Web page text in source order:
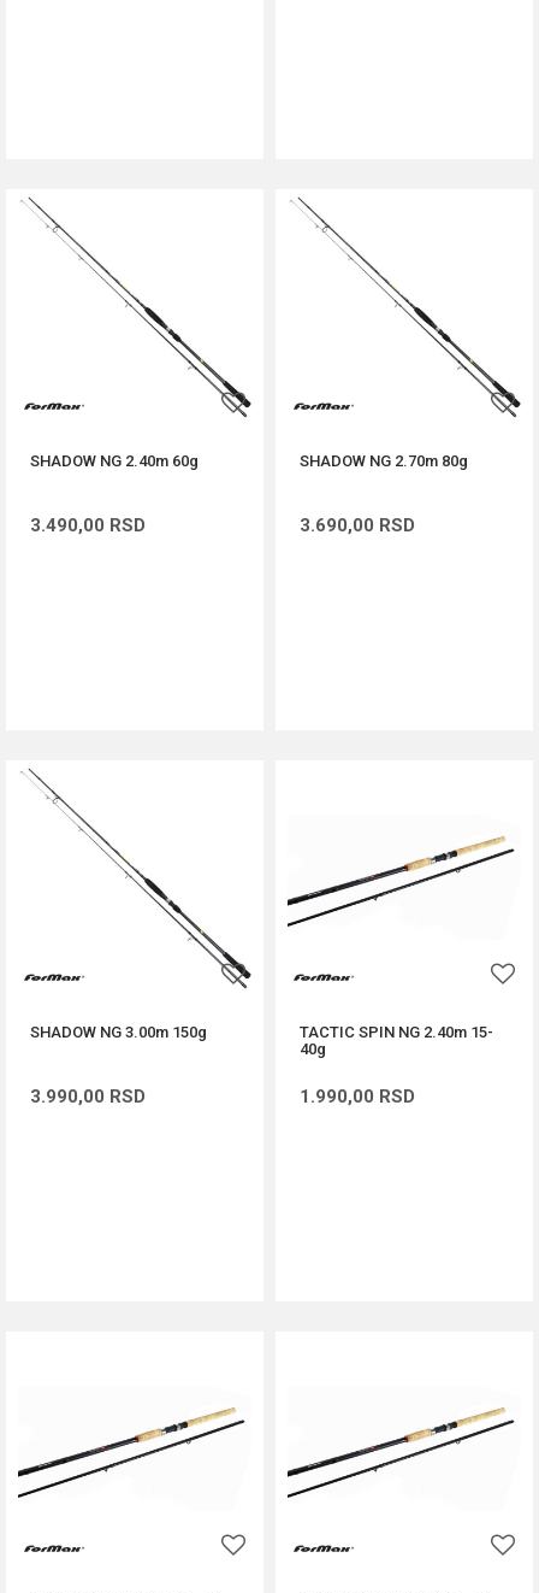
SHADOW NG 2.40m 60g
3.490,00 RSD
SHADOW NG 2.70m 80g
3.690,00 RSD
SHADOW NG 3.00m 150g
3.990,00 RSD
TACTIC SPIN NG 2.40m 15-
40g
1.990,00 RSD